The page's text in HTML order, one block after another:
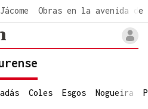
Obras en la avenida de
Coles Esgos Nogueira